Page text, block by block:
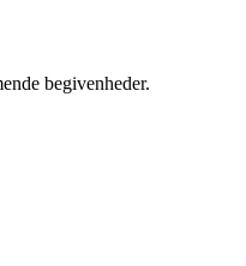
begivenheder.